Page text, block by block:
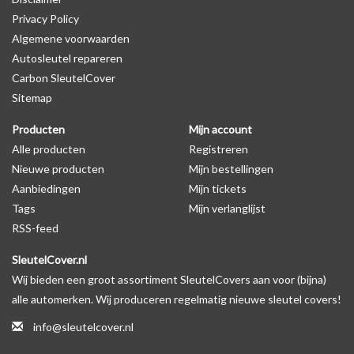
productfoto te kijken of er een logo zichtbaar is.
Levering
Voor 16:00 besteld = Dezelfde dag verzonden
Verzending naar België: 1/3 werkdagen
Specificaties
Merk: SleutelCover
Geschikt voor: Nissan
Gewicht: 20g
Materiaal: Siliconen
Geschikt voor o.a. de volgende modellen:
* Afhankelijk van het bouwjaar
voorbeeld in de productfoto's
Privacy Policy
Algemene voorwaarden
Autosleutel repareren
Carbon SleutelCover
Sitemap
Producten
Alle producten
Nieuwe producten
Aanbiedingen
Tags
RSS-feed
Mijn account
Registreren
Mijn bestellingen
Mijn tickets
Mijn verlanglijst
SleutelCover.nl
Wij bieden een groot assortiment SleutelCovers aan voor (bijna)
alle automerken. Wij produceren regelmatig nieuwe sleutel covers!
info@sleutelcover.nl